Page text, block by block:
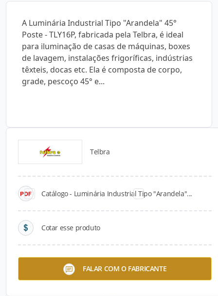
A Luminária Industrial Tipo "Arandela" 45°
Poste - TLY16P, fabricada pela Telbra, é ideal
para iluminação de casas de máquinas, boxes
de lavagem, instalações frigoríficas, indústrias
têxteis, docas etc. Ela é composta de corpo,
grade, pescoço 45° e...
Telbra
Catálogo - Luminária Industrial Tipo "Arandela"...
Cotar esse produto
FALAR COM O FABRICANTE
Catálogos para Download
Caixa de Ligação TCXRT10